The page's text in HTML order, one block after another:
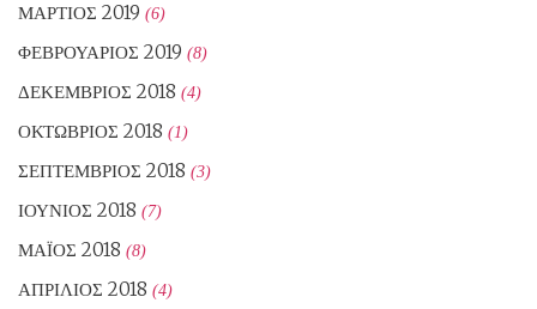
ΜΆΡΤΙΟΣ 2019 (6)
ΦΕΒΡΟΥΆΡΙΟΣ 2019 (8)
ΔΕΚΈΜΒΡΙΟΣ 2018 (4)
ΟΚΤΏΒΡΙΟΣ 2018 (1)
ΣΕΠΤΈΜΒΡΙΟΣ 2018 (3)
ΙΟΎΝΙΟΣ 2018 (7)
ΜΆΙΟΣ 2018 (8)
ΑΠΡΊΛΙΟΣ 2018 (4)